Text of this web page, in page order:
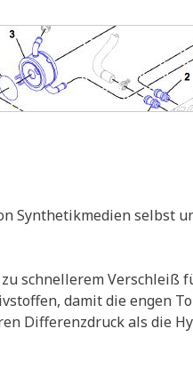
Synthetikmedien selbst
schnellerem Verschleiß
damit die engen
Differenzdruck als die